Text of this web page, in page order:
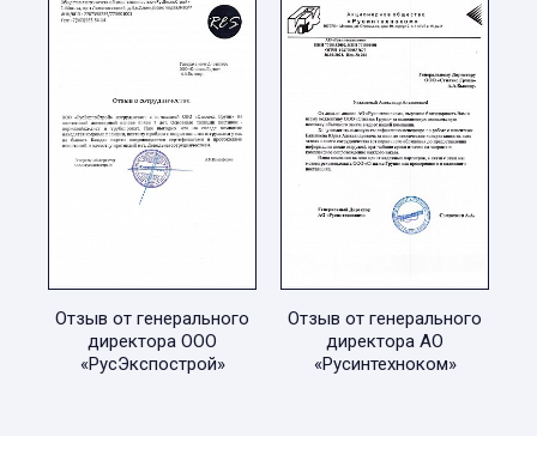
Отзыв от генерального
директора ООО
«РусЭкспострой»
Отзыв от генерального
директора АО
«Русинтехноком»